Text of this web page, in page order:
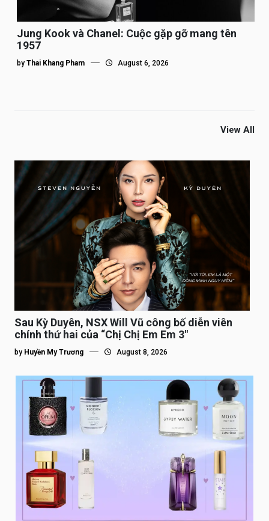
Jung Kook và Chanel: Cuộc gặp gỡ mang tên
1957
by Thai Khang Pham August 6, 2026
View All
Sau Kỳ Duyên, NSX Will Vũ công bố diễn viên
chính thứ hai của “Chị Chị Em Em 3″
by Huyền My Trương August 8, 2026